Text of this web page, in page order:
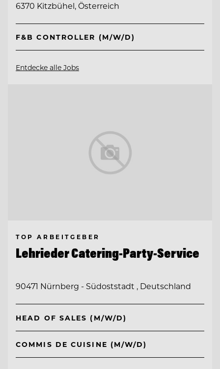
6370 Kitzbühel, Österreich
F&B CONTROLLER (M/W/D)
Entdecke alle Jobs
TOP ARBEITGEBER
Lehrieder Catering-Party-Service
90471 Nürnberg - Südoststadt , Deutschland
HEAD OF SALES (M/W/D)
COMMIS DE CUISINE (M/W/D)